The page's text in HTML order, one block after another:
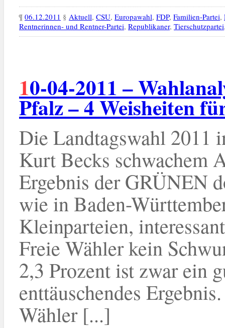
¶ 06.12.2011 § Aktuell, CSU, Europawahl, FDP, Familien-Partei,
Rentnerinnen- und Rentner-Partei, Republikaner, Tierschutzpartei
10-04-2011 – Wahlanalyse Landtagswahl Rheinland-
Pfalz – 4 Weisheiten
Die Landtagswahl 2011
Kurt Becks schwachem
Ergebnis der GRÜNEN
wie in Baden-
Kleinparteien,
Freie Wähler kein
2,3 Prozent ist zwar ein
enttäuschendes
Wähler [...]